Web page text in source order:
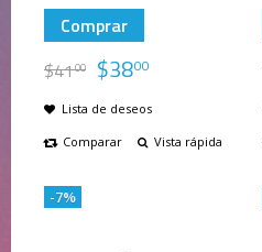
Comprar
$4100 $3800
Lista de deseos
Comparar
Vista rápida
-7%